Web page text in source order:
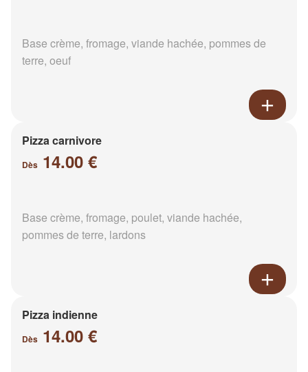
Base crème, fromage, viande hachée, pommes de
terre, oeuf
Pizza carnivore
Dès 14.00 €
Base crème, fromage, poulet, viande hachée,
pommes de terre, lardons
Pizza indienne
Dès 14.00 €